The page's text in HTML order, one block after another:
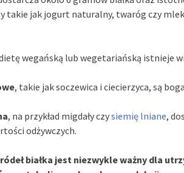
takie jak jogurt naturalny, twaróg czy
wegańską lub wegetariańską istnieje
, takie jak soczewica i ciecierzyca, są
, na przykład migdały czysiemię lniane,
odżywczych.
białka jest niezwykle ważny dla